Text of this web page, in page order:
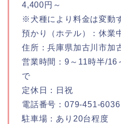
4,400円～
※犬種により料金は変動
預かり（ホテル）：休業
住所：兵庫県加古川市加
営業時間：9～11時半/
で
定休日：日祝
電話番号：079-451-6036
駐車場：あり20台程度